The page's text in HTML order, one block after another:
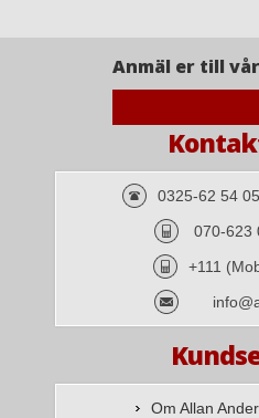
Anmäl er till
0325-62 54
070-623
+111
Om Allan